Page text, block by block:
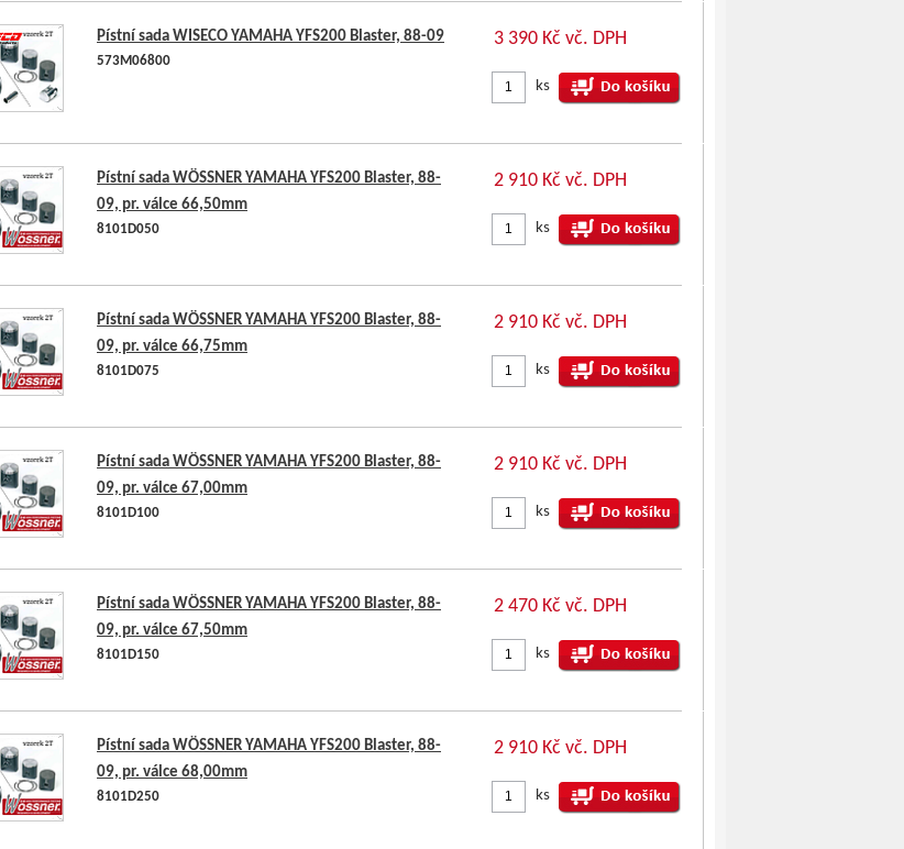
Pístní sada WISECO YAMAHA YFS200 Blaster, 88-09
573M06800
3 390 Kč vč. DPH
ks
Pístní sada WÖSSNER YAMAHA YFS200 Blaster, 88-
09, pr. válce 66,50mm
8101D050
2 910 Kč vč. DPH
ks
Pístní sada WÖSSNER YAMAHA YFS200 Blaster, 88-
09, pr. válce 66,75mm
8101D075
2 910 Kč vč. DPH
ks
Pístní sada WÖSSNER YAMAHA YFS200 Blaster, 88-
09, pr. válce 67,00mm
8101D100
2 910 Kč vč. DPH
ks
Pístní sada WÖSSNER YAMAHA YFS200 Blaster, 88-
09, pr. válce 67,50mm
8101D150
2 470 Kč vč. DPH
ks
Pístní sada WÖSSNER YAMAHA YFS200 Blaster, 88-
09, pr. válce 68,00mm
8101D250
2 910 Kč vč. DPH
ks